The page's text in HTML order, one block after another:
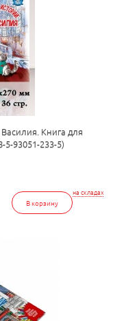
Книга для
5-93051-233-5)
на складах
В корзину